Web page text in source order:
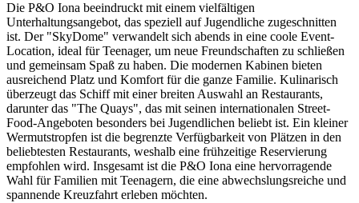
Die P&O Iona beeindruckt mit einem vielfältigen
Unterhaltungsangebot, das speziell auf Jugendliche zugeschnitten
ist. Der "SkyDome" verwandelt sich abends in eine coole Event-
Location, ideal für Teenager, um neue Freundschaften zu schließen
und gemeinsam Spaß zu haben. Die modernen Kabinen bieten
ausreichend Platz und Komfort für die ganze Familie. Kulinarisch
überzeugt das Schiff mit einer breiten Auswahl an Restaurants,
darunter das "The Quays", das mit seinen internationalen Street-
Food-Angeboten besonders bei Jugendlichen beliebt ist. Ein kleiner
Wermutstropfen ist die begrenzte Verfügbarkeit von Plätzen in den
beliebtesten Restaurants, weshalb eine frühzeitige Reservierung
empfohlen wird. Insgesamt ist die P&O Iona eine hervorragende
Wahl für Familien mit Teenagern, die eine abwechslungsreiche und
spannende Kreuzfahrt erleben möchten.